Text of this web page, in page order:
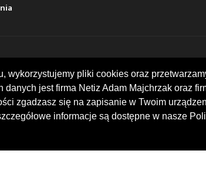
wykorzystujemy pliki cookies oraz
jest firma Netiz Adam Majchrzak oraz
zgadzasz się na zapisanie w Twoim
informacje są dostępne w nasze
MOTOWHIZZER.COM
Baza ciekawych miejsc
w trakcie podróży. Przydatne
stacje benzynowe. Kalendarium